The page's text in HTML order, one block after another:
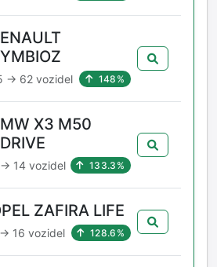
→ 62 vozidel 148%
X3 M50
14 vozidel 133.3%
ZAFIRA LIFE
16 vozidel 128.6%